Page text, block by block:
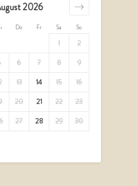
Do Fr Sa So
2026
1
2
6 7 8
9
13 14 15
16
20 21 22
23
27 28 29
30